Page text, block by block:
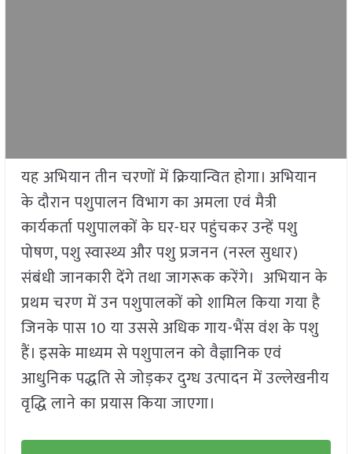
यह अभियान तीन चरणों में क्रियान्वित होगा। अभियान
के दौरान पशुपालन विभाग का अमला एवं मैत्री
कार्यकर्ता पशुपालकों के घर-घर पहुंचकर उन्हें पशु
पोषण, पशु स्वास्थ्य और पशु प्रजनन (नस्ल सुधार)
संबंधी जानकारी देंगे तथा जागरूक करेंगे। अभियान के
प्रथम चरण में उन पशुपालकों को शामिल किया गया है
जिनके पास 10 या उससे अधिक गाय-भैंस वंश के पशु
हैं। इसके माध्यम से पशुपालन को वैज्ञानिक एवं
आधुनिक पद्धति से जोड़कर दुग्ध उत्पादन में उल्लेखनीय
वृद्धि लाने का प्रयास किया जाएगा।